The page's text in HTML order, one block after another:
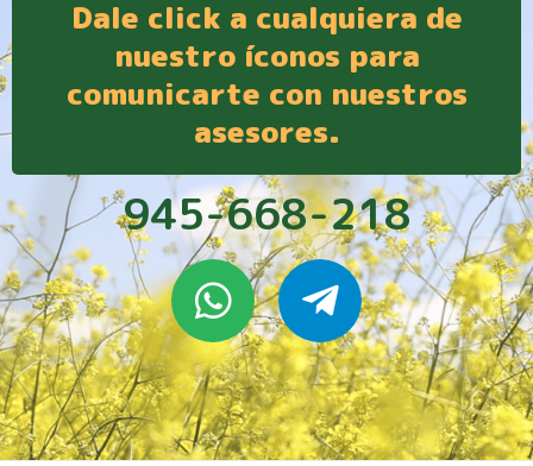
Dale click a cualquiera de
nuestro íconos para
comunicarte con nuestros
asesores.
945-668-218